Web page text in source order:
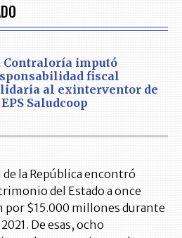
Contraloría imputó
fiscal
al exinterventor de
Saludcoop
de la República encontró
del Estado a once
por $15.000 millones durante
De esas, ocho